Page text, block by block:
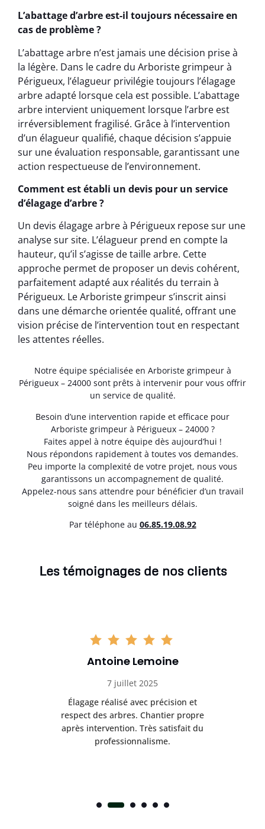
L’abattage d’arbre est-il toujours nécessaire en
cas de problème ?
L’abattage arbre n’est jamais une décision prise à
la légère. Dans le cadre du Arboriste grimpeur à
Périgueux, l’élagueur privilégie toujours l’élagage
arbre adapté lorsque cela est possible. L’abattage
arbre intervient uniquement lorsque l’arbre est
irréversiblement fragilisé. Grâce à l’intervention
d’un élagueur qualifié, chaque décision s’appuie
sur une évaluation responsable, garantissant une
action respectueuse de l’environnement.
Comment est établi un devis pour un service
d’élagage d’arbre ?
Un devis élagage arbre à Périgueux repose sur une
analyse sur site. L’élagueur prend en compte la
hauteur, qu’il s’agisse de taille arbre. Cette
approche permet de proposer un devis cohérent,
parfaitement adapté aux réalités du terrain à
Périgueux. Le Arboriste grimpeur s’inscrit ainsi
dans une démarche orientée qualité, offrant une
vision précise de l’intervention tout en respectant
les attentes réelles.
Notre équipe spécialisée en Arboriste grimpeur à
Périgueux – 24000 sont prêts à intervenir pour vous offrir
un service de qualité.
Besoin d’une intervention rapide et efficace pour
Arboriste grimpeur à Périgueux – 24000 ?
Faites appel à notre équipe dès aujourd’hui !
Nous répondons rapidement à toutes vos demandes.
Peu importe la complexité de votre projet, nous vous
garantissons un accompagnement de qualité.
Appelez-nous sans attendre pour bénéficier d’un travail
soigné dans les meilleurs délais.
Par téléphone au 06.85.19.08.92
Les témoignages de nos clients
Antoine Lemoine
7 juillet 2025
Élagage réalisé avec précision et
respect des arbres. Chantier propre
après intervention. Très satisfait du
professionnalisme.